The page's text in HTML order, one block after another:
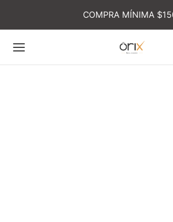
COMPRA MÍNIMA